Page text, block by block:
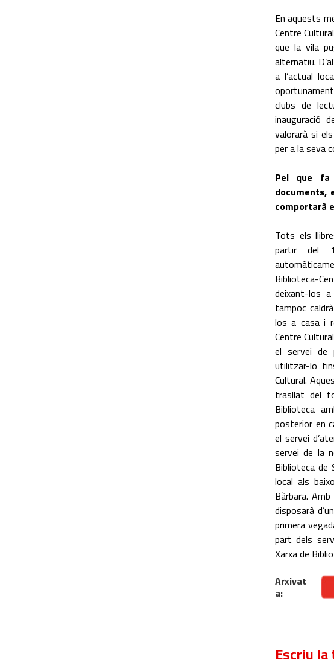
En aquests
Centre
que la vila
alternatiu.
a l’actual
clubs de
inauguració
valorarà si
per a la seva
Pel que
documents,
comportarà
Tots els
partir del
Biblioteca-
deixant-los
tampoc
los a casa i
Centre
el servei de
utilitzar-lo
Cultural.
trasllat del
Biblioteca
posterior en
el servei
servei de la
Biblioteca de
local als
Bàrbara.
disposarà
primera
part dels
Xarxa de
Arxivat
a:
Escriu